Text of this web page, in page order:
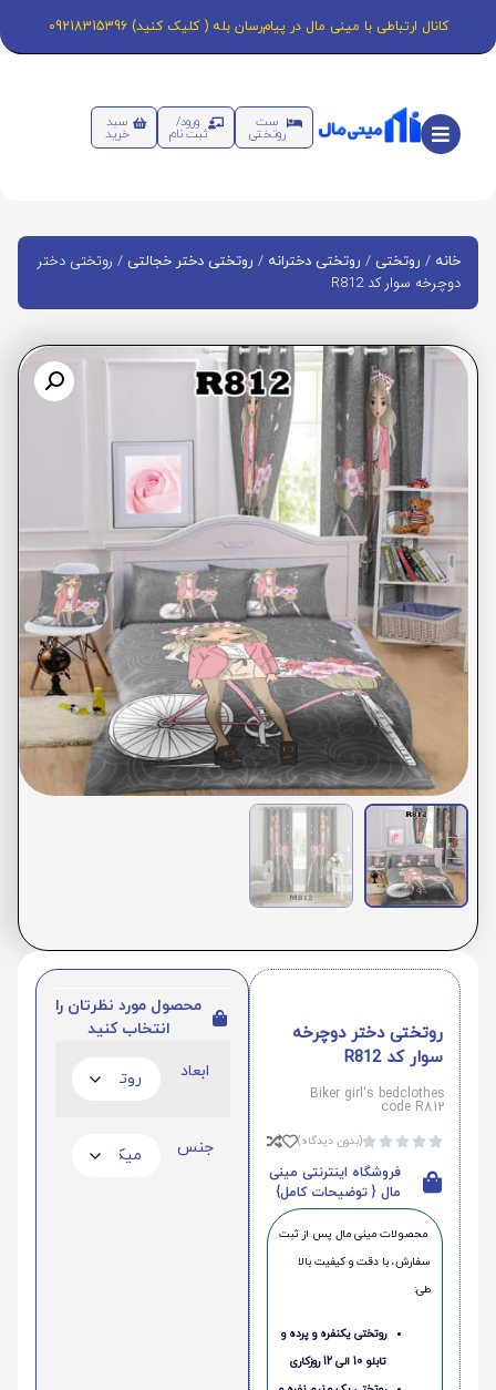
کانال ارتباطی با مینی مال در پیام‌رسان بله ( کلیک کنید) 09218315396
ست
روتختی
ورود/
ثبت نام
سبد
خرید
خانه / روتختی / روتختی دخترانه / روتختی دختر خجالتی / روتختی دختر
دوچرخه سوار کد R812
روتختی دختر دوچرخه
سوار کد R812
Biker girl's bedclothes
code R812




(بدون دیدگاه)
فروشگاه اینترنتی مینی
مال { توضیحات کامل}
محصولات مینی‌ مال پس از ثبت
سفارش، با دقت و کیفیت بالا
طی:
روتختی یکنفره و پرده و
تابلو 10 الی 12 روزکاری
محصول مورد نظرتان را
انتخاب کنید
ابعاد
جنس